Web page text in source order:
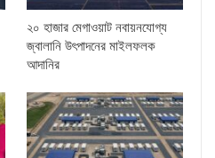
২০ হাজার মেগাওয়াট নবায়নযোগ্য
জ্বালানি উৎপাদনের মাইলফলক
আদানির